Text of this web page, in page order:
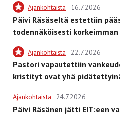
Ajankohtaista 16.7.2026
Päivi Räsäseltä estettiin
todennäköisesti
Ajankohtaista 22.7.2026
Pastori vapautettiin
kristityt ovat yhä
Ajankohtaista 24.7.2026
Päivi Räsänen jätti EIT:een